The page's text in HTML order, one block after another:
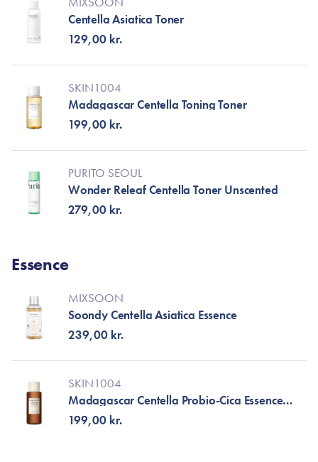
Centella Asiatica Toner
129,00 kr.
SKIN1004
Madagascar Centella Toning Toner
199,00 kr.
PURITO SEOUL
Wonder Releaf Centella Toner Unscented
279,00 kr.
Essence
MIXSOON
Soondy Centella Asiatica Essence
239,00 kr.
SKIN1004
Madagascar Centella Probio-Cica Essence
199,00 kr.